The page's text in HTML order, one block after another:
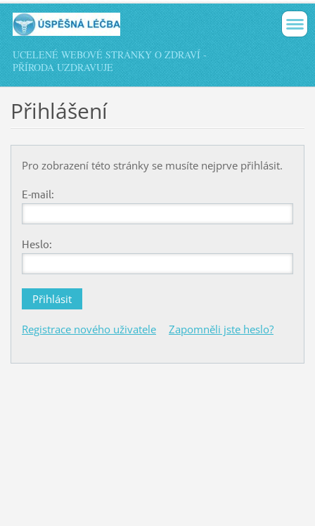
UCELENÉ WEBOVÉ STRÁNKY O ZDRAVÍ -
PŘÍRODA UZDRAVUJE
Přihlášení
Pro zobrazení této stránky se musíte nejprve přihlásit.
E-mail:
Heslo:
Registrace nového uživatele Zapomněli jste heslo?